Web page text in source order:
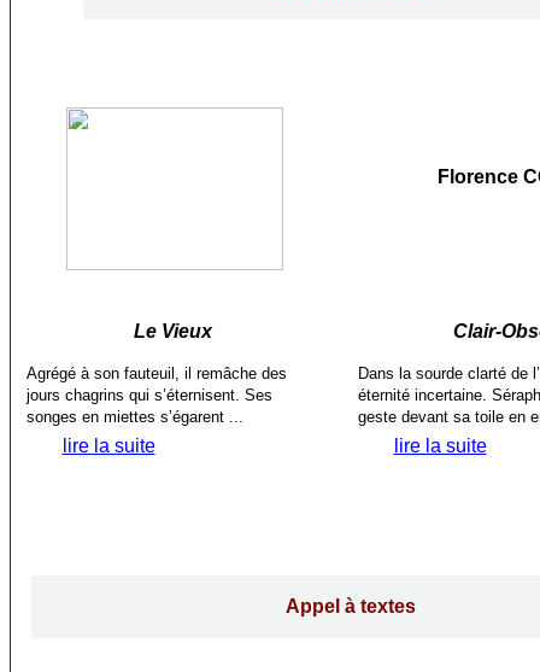
Florence
Le Vieux
Agrégé à son fauteuil, il remâche des
jours chagrins qui s’éternisent. Ses
songes en miettes s’égarent ...
lire la suite
Clair-
Dans la sourde clarté de
éternité incertaine.
geste devant sa toile en
lire la suite
Appel à textes